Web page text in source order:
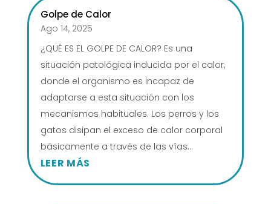
Golpe de Calor
Ago 14, 2025
¿QUÉ ES EL GOLPE DE CALOR? ​Es una
situación patológica inducida por el calor,
donde el organismo es incapaz de
adaptarse a esta situación con los
mecanismos habituales. Los perros y los
gatos disipan el exceso de calor corporal
básicamente a través de las vías...
LEER MÁS